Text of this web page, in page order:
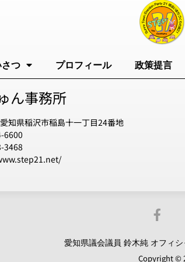
つ プロフィール 政策提言
ん事務所
知県稲沢市稲島十一丁目24番地
6600
3468
愛知県議会議員 鈴木純 オフィ
Copyright ©